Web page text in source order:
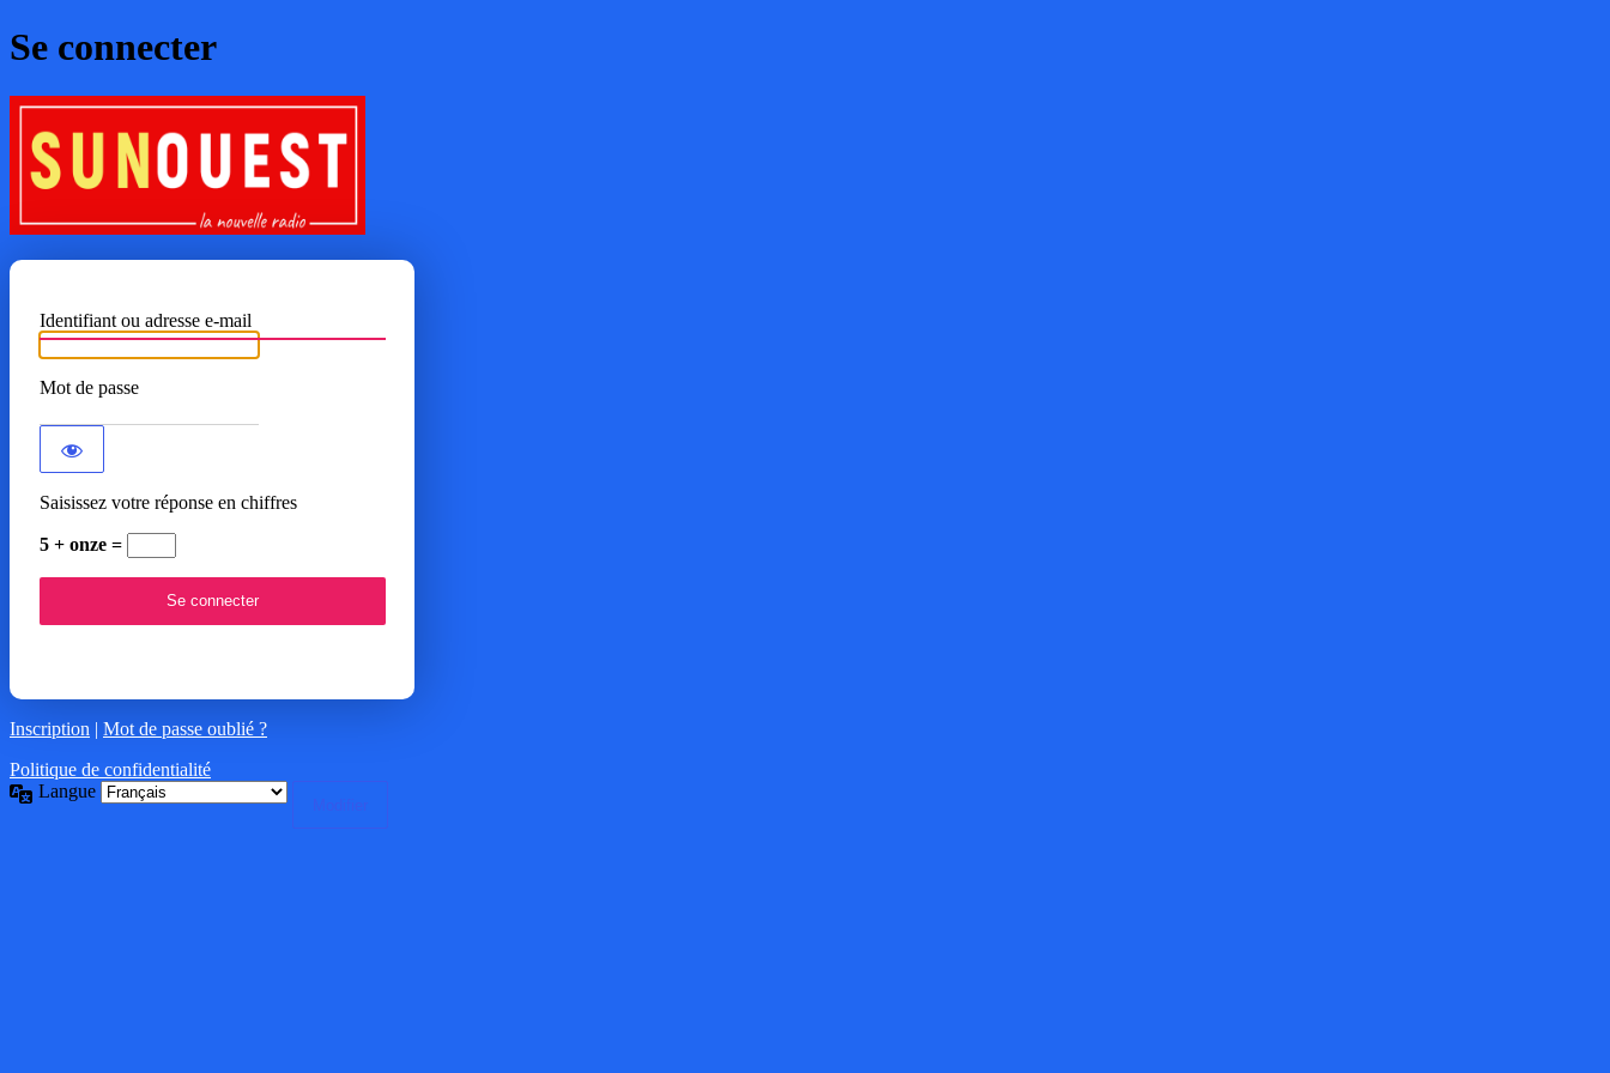
Se connecter
Identifiant ou adresse e-mail
Mot de passe
Saisissez votre réponse en chiffres
5 + onze =
Inscription | Mot de passe oublié ?
Politique de confidentialité
Langue